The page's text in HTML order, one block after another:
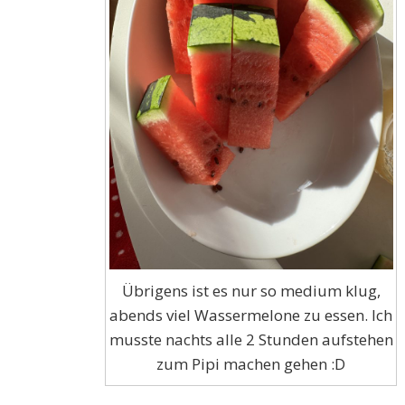
Übrigens ist es nur so medium klug,
abends viel Wassermelone zu essen. Ich
musste nachts alle 2 Stunden aufstehen
zum Pipi machen gehen :D